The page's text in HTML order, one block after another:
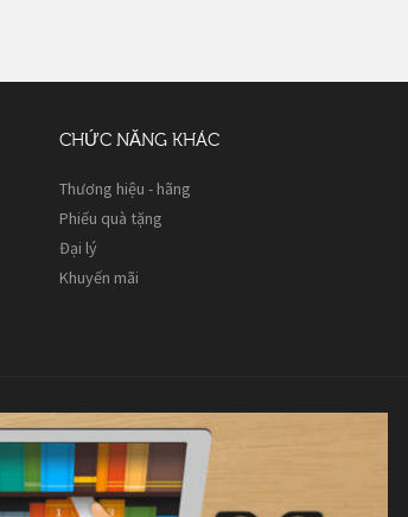
CHỨC NĂNG KHÁC
Thương hiệu - hãng
Phiếu quà tặng
Đại lý
Khuyến mãi